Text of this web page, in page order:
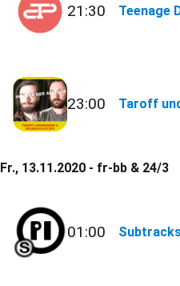
21:30 Teenage
23:00 Taroff
Fr., 13.11.2020 - fr-bb & 24/3
01:00